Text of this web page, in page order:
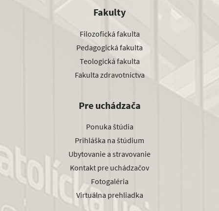
Fakulty
Filozofická fakulta
Pedagogická fakulta
Teologická fakulta
Fakulta zdravotníctva
Pre uchádzača
Ponuka štúdia
Prihláška na štúdium
Ubytovanie a stravovanie
Kontakt pre uchádzačov
Fotogaléria
Virtuálna prehliadka